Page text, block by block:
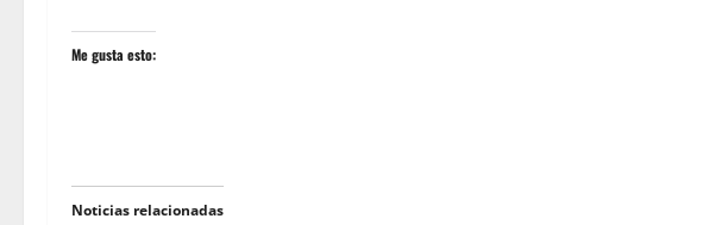
Me gusta esto:
Noticias relacionadas